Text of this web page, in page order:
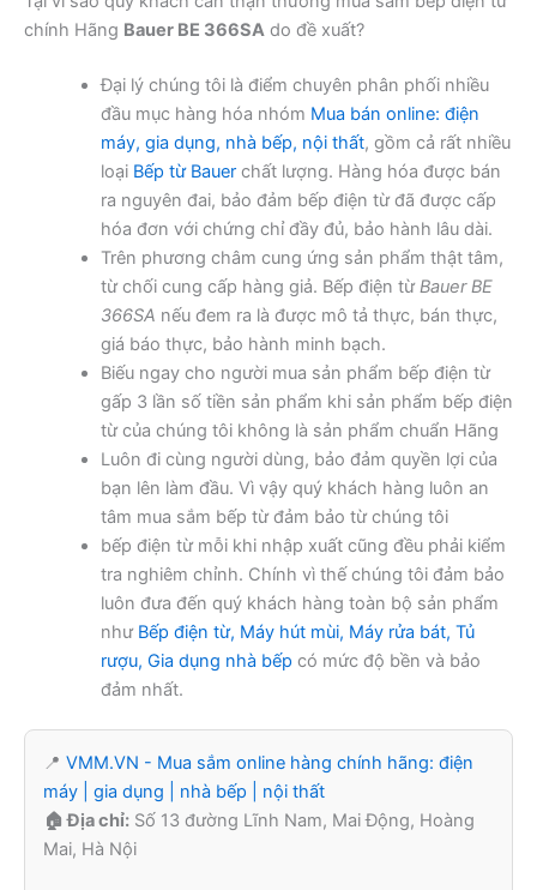
chính Hãng Bauer BE 366SA do đề xuất?
Đại lý chúng tôi là điểm chuyên phân phối nhiều
đầu mục hàng hóa nhóm Mua bán online: điện
máy, gia dụng, nhà bếp, nội thất, gồm cả rất nhiều
loại Bếp từ Bauerchất lượng. Hàng hóa được bán
ra nguyên đai, bảo đảm bếp điện từ đã được cấp
hóa đơn với chứng chỉ đầy đủ, bảo hành lâu dài.
Trên phương châm cung ứng sản phẩm thật tâm,
từ chối cung cấp hàng giả. Bếp điện từ Bauer BE
366SA nếu đem ra là được mô tả thực, bán thực,
giá báo thực, bảo hành minh bạch.
Biếu ngay cho người mua sản phẩm bếp điện từ
gấp 3 lần số tiền sản phẩm khi sản phẩm bếp điện
từ của chúng tôi không là sản phẩm chuẩn Hãng
Luôn đi cùng người dùng, bảo đảm quyền lợi của
bạn lên làm đầu. Vì vậy quý khách hàng luôn an
tâm mua sắm bếp từ đảm bảo từ chúng tôi
bếp điện từ mỗi khi nhập xuất cũng đều phải kiểm
tra nghiêm chỉnh. Chính vì thế chúng tôi đảm bảo
luôn đưa đến quý khách hàng toàn bộ sản phẩm
như Bếp điện từ, Máy hút mùi, Máy rửa bát, Tủ
rượu, Gia dụng nhà bếp có mức độ bền và bảo
đảm nhất.
📍 VMM.VN - Mua sắm online hàng chính hãng: điện
máy | gia dụng | nhà bếp | nội thất
🏠 Địa chỉ: Số 13 đường Lĩnh Nam, Mai Động, Hoàng
Mai, Hà Nội